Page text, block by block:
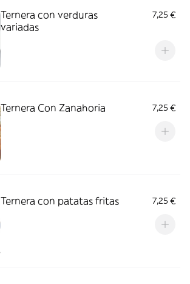
Ternera con verduras
variadas
7,25 €
Ternera Con Zanahoria 7,25 €
Ternera con patatas fritas 7,25 €